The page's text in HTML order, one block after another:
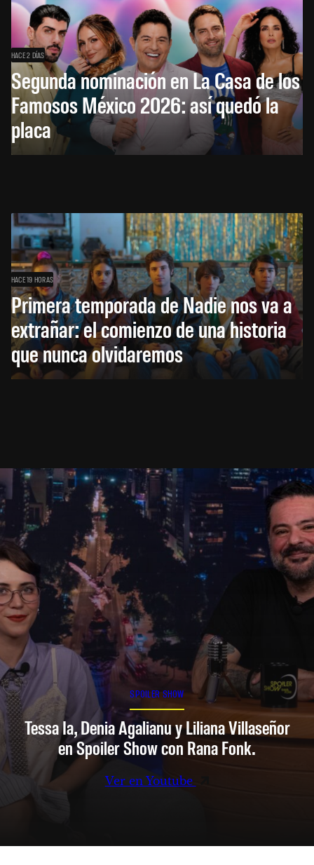
HACE 2 DÍAS
Segunda nominación en La Casa de los
Famosos México 2026: así quedó la
placa
HACE 19 HORAS
Primera temporada de Nadie nos va a
extrañar: el comienzo de una historia
que nunca olvidaremos
SPOILER SHOW
Tessa Ia, Denia Agalianu y Liliana Villaseñor
en Spoiler Show con Rana Fonk.
Ver en Youtube